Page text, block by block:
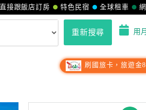
全球租車
特色民宿
直接跟飯店訂房
重新搜尋 用
刷國旅卡，旅遊金